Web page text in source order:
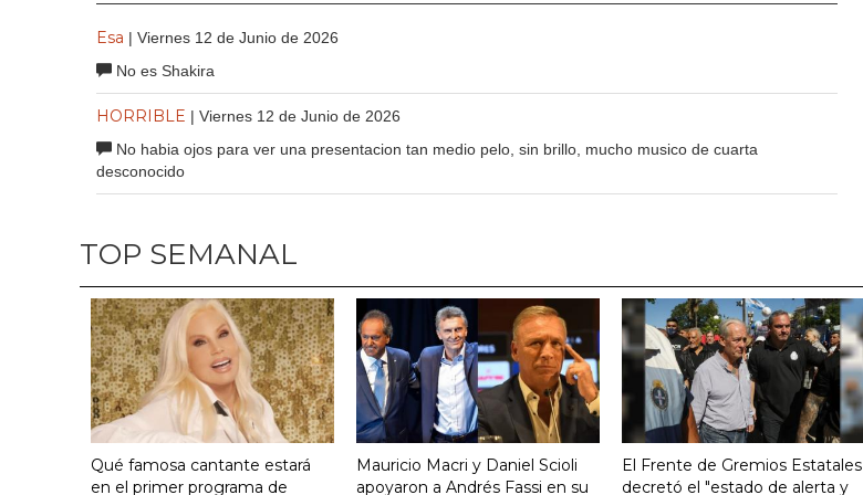
Esa | Viernes 12 de Junio de 2026
No es Shakira
HORRIBLE | Viernes 12 de Junio de 2026
No habia ojos para ver una presentacion tan medio pelo, sin brillo, mucho musico de cuarta
desconocido
TOP SEMANAL
Qué famosa cantante estará
en el primer programa de
Mauricio Macri y Daniel Scioli
apoyaron a Andrés Fassi en su
El Frente de Gremios Estatales
decretó el "estado de alerta y